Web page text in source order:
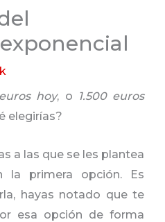
hoy, o 1.500 euros
elegirías?
a las que se les plantea
la primera opción. Es
hayas notado que te
esa opción de forma